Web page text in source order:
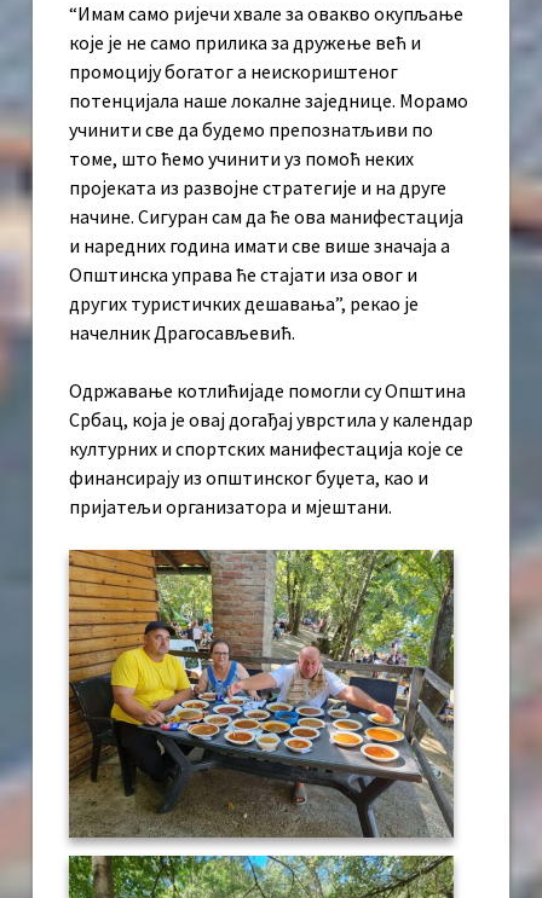
“Имам само ријечи хвале за овакво окупљање
које је не само прилика за дружење већ и
промоцију богатог а неискориштеног
потенцијала наше локалне заједнице. Морамо
учинити све да будемо препознатљиви по
томе, што ћемо учинити уз помоћ неких
пројеката из развојне стратегије и на друге
начине. Сигуран сам да ће ова манифестација
и наредних година имати све више значаја а
Општинска управа ће стајати иза овог и
других туристичких дешавања”, рекао је
начелник Драгосављевић.
Одржавање котлићијаде помогли су Општина
Србац, која је овај догађај уврстила у календар
културних и спортских манифестација које се
финансирају из општинског буџета, као и
пријатељи организатора и мјештани.